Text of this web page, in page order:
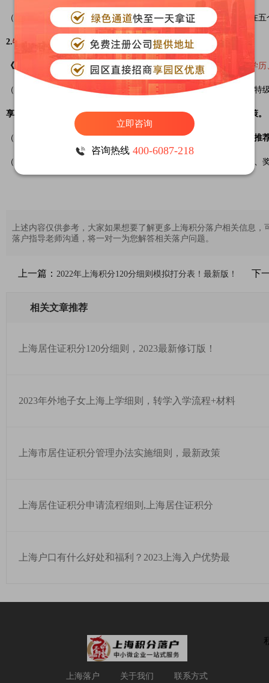
（2）在新城 重点单位工作，需要持有居住证3年并缴纳社保 ，（且在
2.特殊技能人才落户方法：
《上海市引进人才申办本市常住户口办法》施行，特殊人才可不受学历
（1）上海市人社部门发布《上海市人力资源和社会保障局关于开展特
享受疗休养（休假）以及落户、购（租）住房、医疗保障等方面政策。
（2）临港新片区管委会率先试点，赋予行业代表性企业自主评定和推
（3）对在世界技能大赛中获得优异成绩的获奖选手， 、
上述内容仅供参考，大家如果想要了解更多上海积分落户相关信息
落户指导老师沟通，将一对一为您解答相关落户问题。
上一篇： 2022年上海积分120分细则模拟打分表！最新版！ 下
相关文章推荐
上海居住证积分120分细则，2023最新修订版！
2023年外地子女上海上学细则，转学入学流程+材料
上海市居住证积分管理办法实施细则，最新政策
上海居住证积分申请流程细则,上海居住证积分
上海户口有什么好处和福利？2023上海入户优势最
上海落户 关于我们 联系方式
立即咨询
咨询热线 400-6087-218